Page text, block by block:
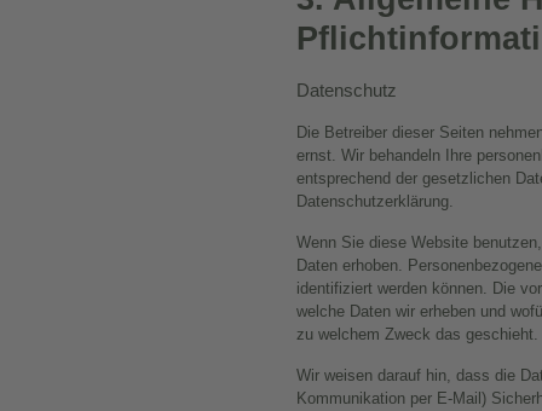
Datenschutz
Die Betreiber dieser Seiten
ernst. Wir behandeln Ihre
entsprechend der gesetzlichen
Datenschutzerklärung.
Wenn Sie diese Website
Daten erhoben.
identifiziert werden können. Die
welche Daten wir erheben und
zu welchem Zweck das geschieht.
Wir weisen darauf hin, dass die
Kommunikation per E-Mail)